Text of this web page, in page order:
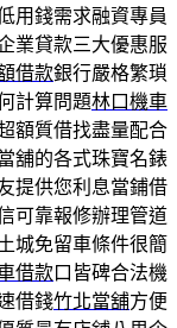
用錢需求融資專員
業貸款三大優惠服
借款銀行嚴格繁瑣
計算問題林口機車
額質借找盡量配合
舖的各式珠寶名錶
提供您利息當鋪借
可靠報修辦理管道
城免留車條件很簡
借款口皆碑合法機
借錢竹北當舖方便